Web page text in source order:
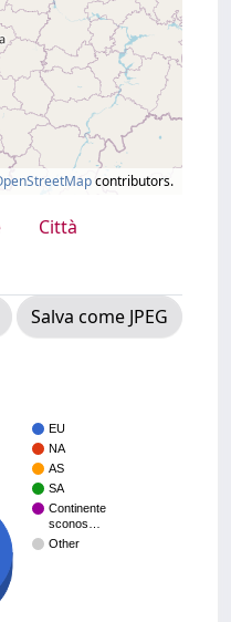
contributors.
Città
Salva come JPEG
EU
NA
AS
SA
Continente
sconos…
Other